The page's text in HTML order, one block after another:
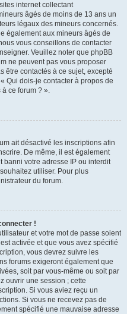
internet collectant
âgés de moins de 13 ans un
légaux des mineurs concernés.
également aux mineurs âgés de
vous conseillons de contacter
Veuillez noter que phpBB
ne peuvent pas vous proposer
être contactés à ce sujet, excepté
Qui dois-je contacter à propos de
à ce forum ? ».
ait désactivé les inscriptions afin
De même, il est également
banni votre adresse IP ou interdit
utiliser. Pour plus
du forum.
!
et votre mot de passe soient
activée et que vous avez spécifié
vous devrez suivre les
forums exigeront également que
soit par vous-même ou soit par
ouvrir une session ; cette
Si vous aviez reçu un
Si vous ne recevez pas de
spécifié une mauvaise adresse